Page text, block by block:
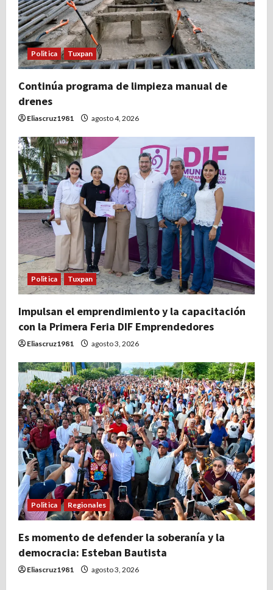
e
e
n
t
r
a
d
a
s
Politica Tuxpan
Continúa programa de limpieza manual de
drenes
Eliascruz1981 agosto 4, 2026
Politica Tuxpan
Impulsan el emprendimiento y la capacitación
con la Primera Feria DIF Emprendedores
Eliascruz1981 agosto 3, 2026
Politica Regionales
Es momento de defender la soberanía y la
democracia: Esteban Bautista
Eliascruz1981 agosto 3, 2026